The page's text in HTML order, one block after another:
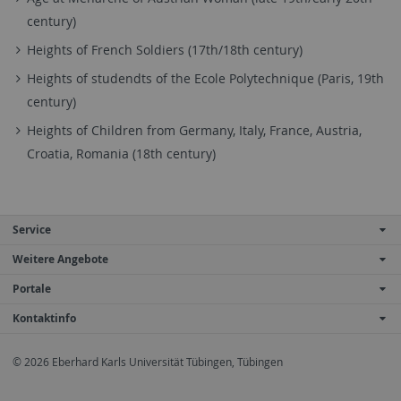
century)
Heights of French Soldiers (17th/18th century)
Heights of studendts of the Ecole Polytechnique (Paris, 19th
century)
Heights of Children from Germany, Italy, France, Austria,
Croatia, Romania (18th century)
Service
Weitere Angebote
Portale
Kontaktinfo
© 2026 Eberhard Karls Universität Tübingen, Tübingen